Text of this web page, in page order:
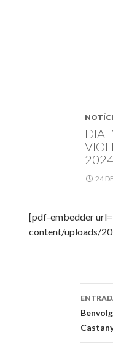
DIA
24
[pdf-embedder
content/uploads/
de